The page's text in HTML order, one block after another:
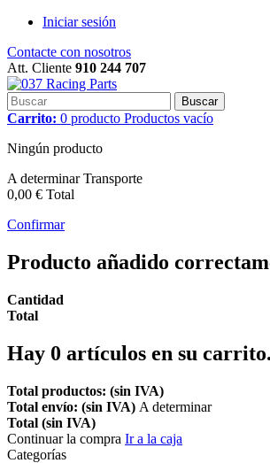
Iniciar sesión
Contacte con nosotros
Att. Cliente 910 244 707
Buscar
Carrito: 0 producto Productos vacío
Ningún producto
A determinarTransporte
0,00 € Total
Confirmar
Producto añadido
Cantidad
Total
Hay 0 artículos en su carrito.
Total productos: (sin IVA)
Total envío: (sin IVA) A determinar
Total (sin IVA)
Continuar la compra Ir a la caja
Categorías